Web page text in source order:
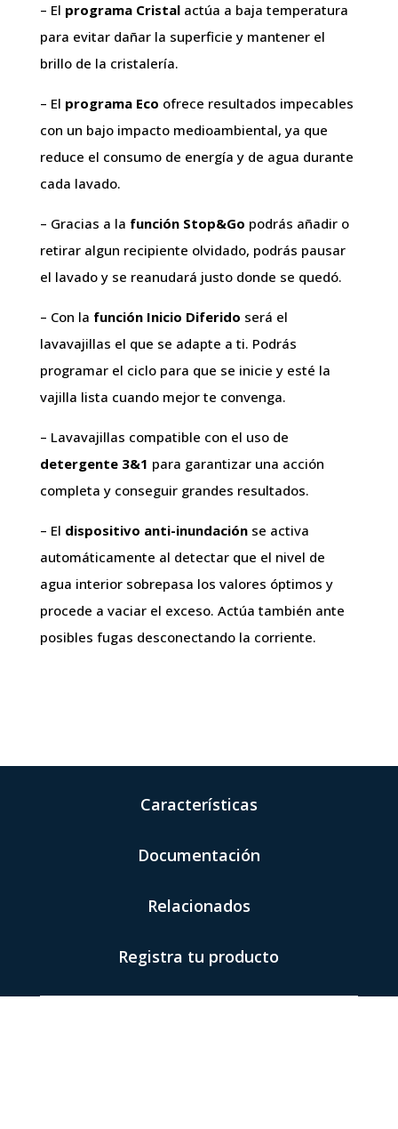
– El programa Cristalactúa a baja temperatura
para evitar dañar la superficie y mantener el
brillo de la cristalería.
– El programa Eco ofrece resultados impecables
con un bajo impacto medioambiental, ya que
reduce el consumo de energía y de agua durante
cada lavado.
– Gracias a la función Stop&Go podrás añadir o
retirar algun recipiente olvidado, podrás pausar
el lavado y se reanudará justo donde se quedó.
– Con la función Inicio Diferido será el
lavavajillas el que se adapte a ti. Podrás
programar el ciclo para que se inicie y esté la
vajilla lista cuando mejor te convenga.
– Lavavajillas compatible con el uso de
detergente 3&1 para garantizar una acción
completa y conseguir grandes resultados.
– El dispositivo anti-inundaciónse activa
automáticamente al detectar que el nivel de
agua interior sobrepasa los valores óptimos y
procede a vaciar el exceso. Actúa también ante
posibles fugas desconectando la corriente.
Características
Documentación
Relacionados
Registra tu producto